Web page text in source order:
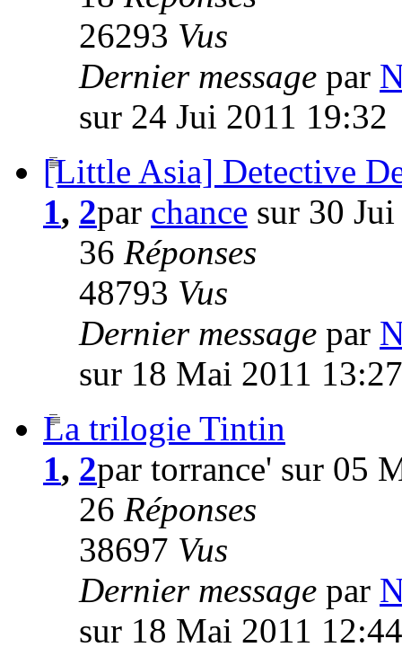
26293 Vus
Dernier message par
sur 24 Jui 2011 19:32
[Little Asia] Detective
1, 2par chance sur 30
36 Réponses
48793 Vus
Dernier message par
sur 18 Mai 2011 13:27
La trilogie Tintin
1, 2par torrance' sur 05
26 Réponses
38697 Vus
Dernier message par
sur 18 Mai 2011 12:44